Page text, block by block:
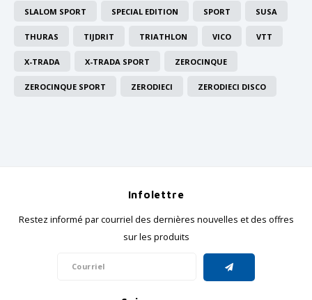
SLALOM SPORT SPECIAL EDITION SPORT SUSA
THURAS TIJDRIT TRIATHLON VICO VTT
X-TRADA X-TRADA SPORT ZEROCINQUE
ZEROCINQUE SPORT ZERODIECI ZERODIECI DISCO
Infolettre
Restez informé par courriel des dernières nouvelles et des offres
sur les produits